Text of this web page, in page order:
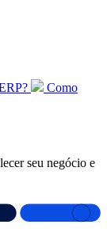
Como
seu negócio e